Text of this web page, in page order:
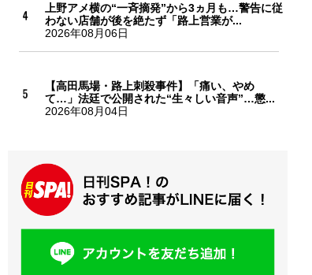
上野アメ横の“一斉摘発”から3ヵ月も…警告に従
わない店舗が後を絶たず「路上営業が...
2026年08月06日
【高田馬場・路上刺殺事件】「痛い、やめ
て…」法廷で公開された“生々しい音声”…懲...
2026年08月04日